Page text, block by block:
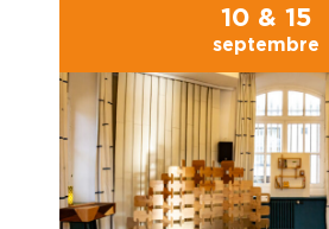
10 & 15
septembre